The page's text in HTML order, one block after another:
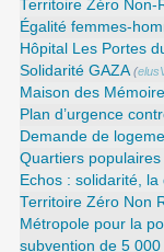
Territoire Zéro Non-
Égalité femmes-
Hôpital Les Portes
Solidarité GAZA (
Maison des
Plan d’urgence
Demande de
Quartiers populaires
Echos : solidarité, la
Territoire Zéro Non
Métropole pour la
subvention de 5 000